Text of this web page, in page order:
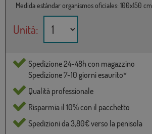
Medida estándar organismos oficiales: 100x150 cm
Unità:
Spedizione 24-48h con magazzino
Spedizione 7-10 giorni esaurito*
Qualità professionale
Risparmia il 10% con il pacchetto
Spedizioni da 3,80€ verso la penisola